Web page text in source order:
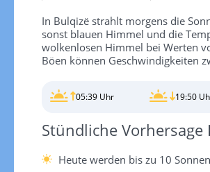
In Bulqizë strahlt morgens die
sonst blauen Himmel und die
wolkenlosen Himmel bei Werten
Böen können Geschwindigkeiten
05:39 Uhr 19:50
Stündliche Vorhersage
Heute werden bis zu 10